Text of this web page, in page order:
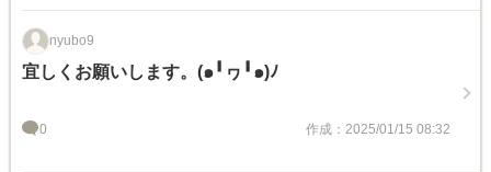
nyubo9
宜しくお願いします。(๑╹ヮ╹๑)ﾉ
0 作成：2025/01/15 08:32